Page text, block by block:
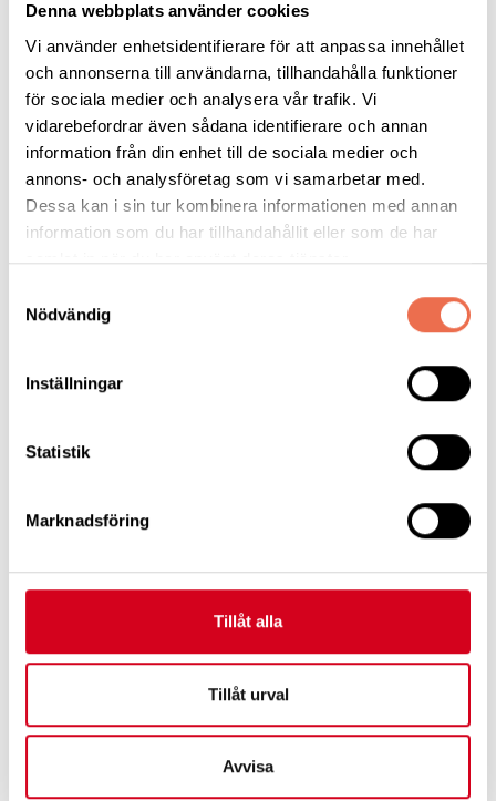
Denna webbplats använder cookies
Vi använder enhetsidentifierare för att anpassa innehållet
och annonserna till användarna, tillhandahålla funktioner
för sociala medier och analysera vår trafik. Vi
vidarebefordrar även sådana identifierare och annan
information från din enhet till de sociala medier och
annons- och analysföretag som vi samarbetar med.
Dessa kan i sin tur kombinera informationen med annan
information som du har tillhandahållit eller som de har
samlat in när du har använt deras tjänster.
Nödvändig
Inställningar
Statistik
Marknadsföring
Tillåt alla
Tillåt urval
Avvisa
fram, säger Petter Brodin, immunolog vid KI.
CAR-T för barn med leukemi i
Barncancercentrum vid Drottning Silvias barn- och
kvalificerat sig för att ge avancerad CAR-T-behandling till barn
cellsleukemi. Vid centrat finns Sveriges första kliniska
samtliga barn ska behandlas inom ramen för kliniska studier.
LIF Service AB
Box 17608
118 92 Stockholm